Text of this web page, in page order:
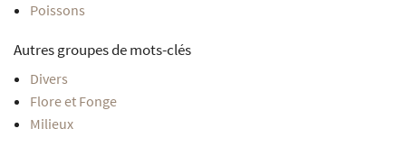
Poissons
Autres groupes de mots-clés
Divers
Flore et Fonge
Milieux